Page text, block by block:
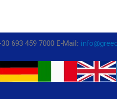
693 459 7000 E-Mail: